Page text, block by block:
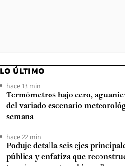
LO ÚLTIMO
hace 13 min
Termómetros bajo cero,
del variado escenario
semana
hace 22 min
Poduje detalla seis ejes
pública y enfatiza que